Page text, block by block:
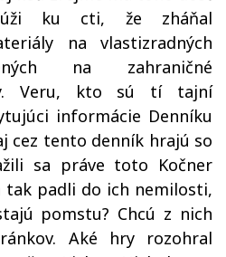
ku cti, že zháňal
na vlastizradných
na zahraničné
Veru, kto sú tí tajní
informácie Denníku
cez tento denník hrajú so
sa práve toto Kočner
padli do ich nemilosti,
pomstu? Chcú z nich
Aké hry rozohral